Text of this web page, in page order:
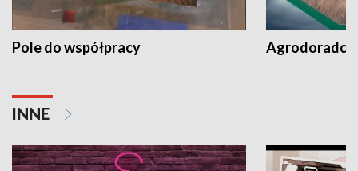
Pole do współpracy Agrodoradcy
INNE